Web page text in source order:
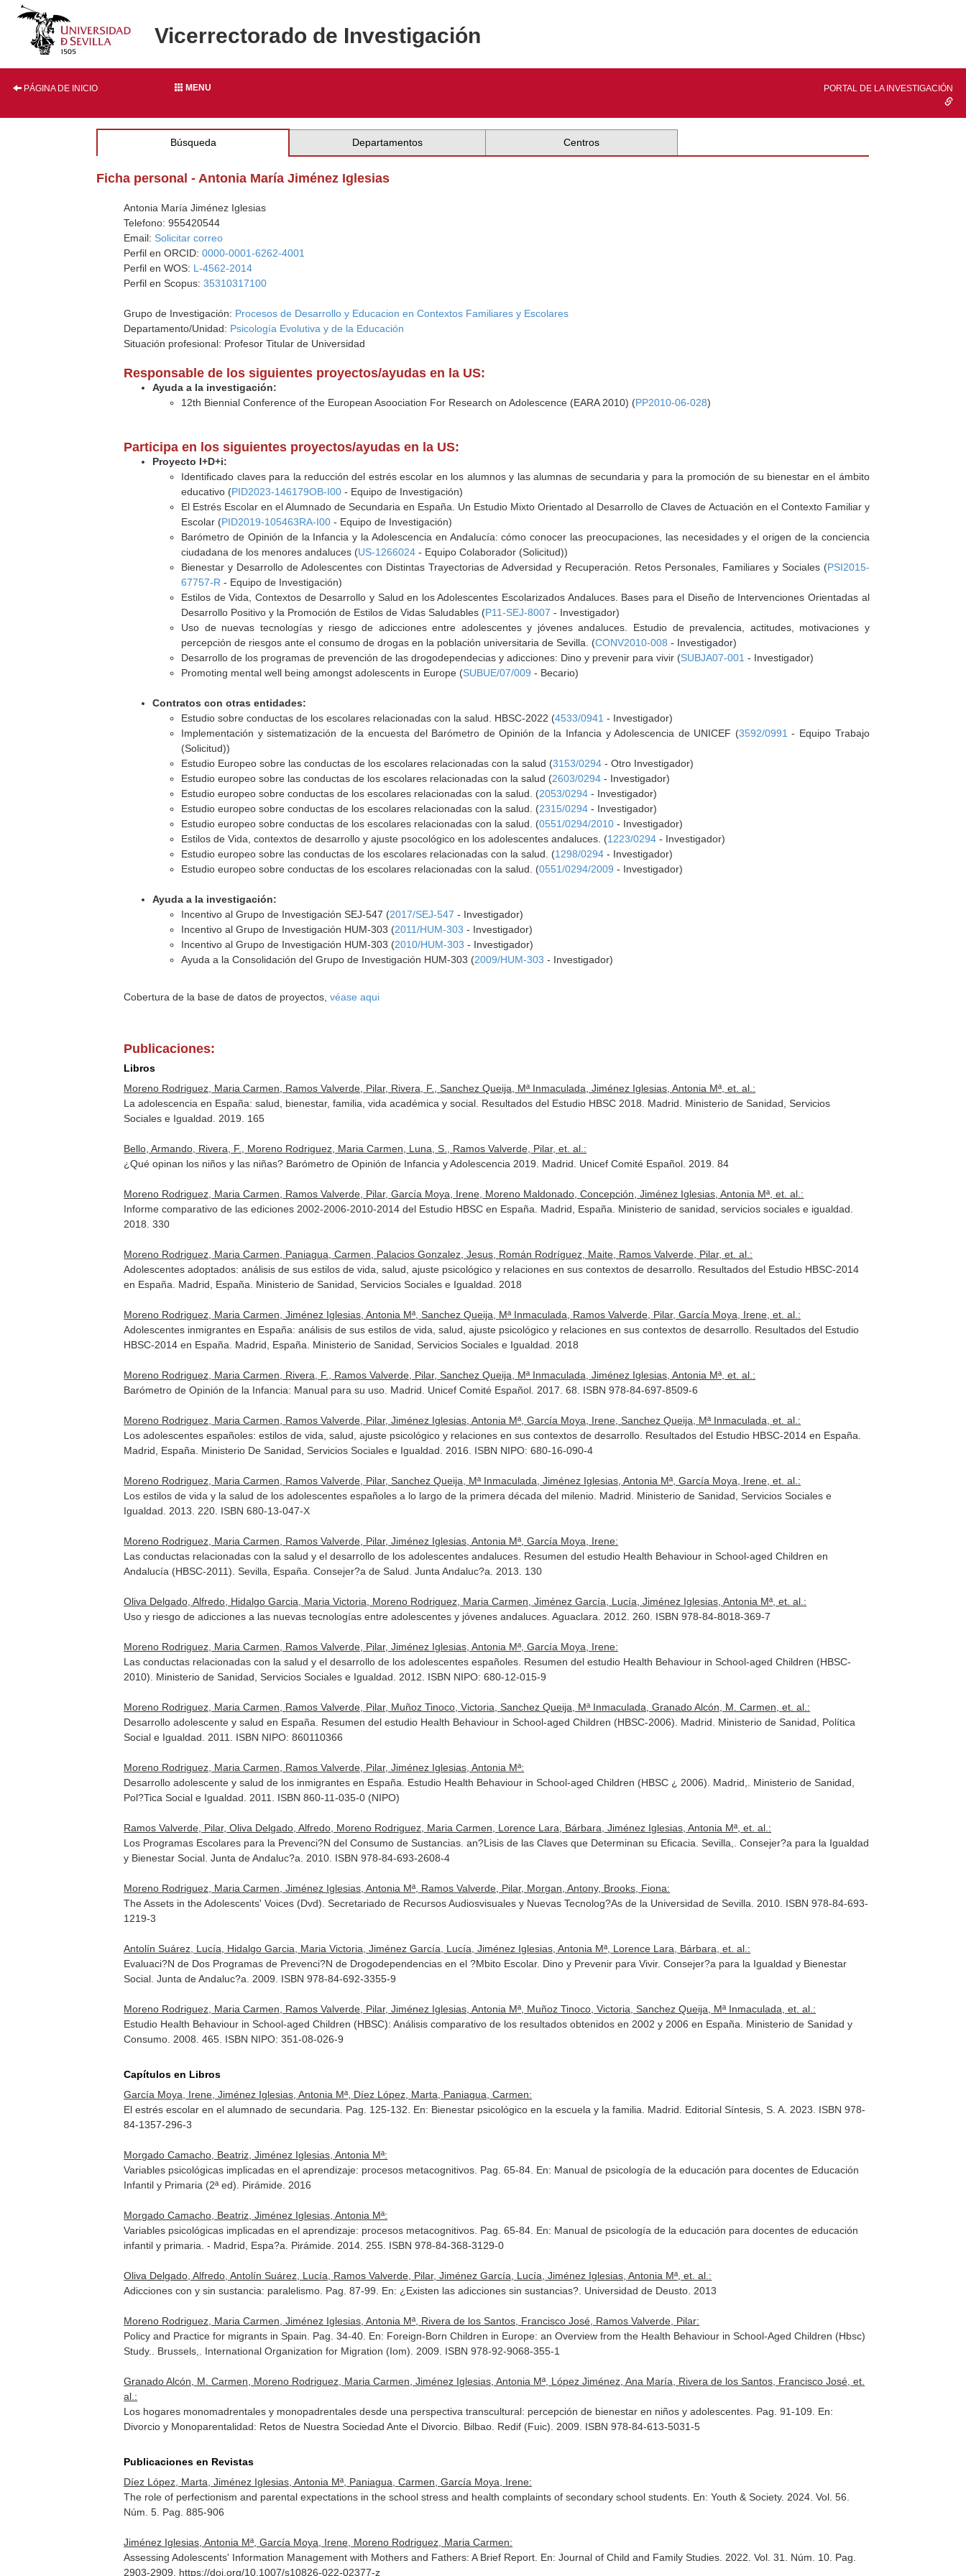
Vicerrectorado de Investigación
PÁGINA DE INICIO MENU PORTAL DE LA INVESTIGACIÓN
Búsqueda Departamentos Centros
Ficha personal - Antonia María Jiménez Iglesias
Antonia María Jiménez Iglesias
Telefono: 955420544
Email: Solicitar correo
Perfil en ORCID:0000-0001-6262-4001
Perfil en WOS: L-4562-2014
Perfil en Scopus:35310317100
Grupo de Investigación: Procesos de Desarrollo y Educacion en Contextos Familiares y Escolares
Departamento/Unidad: Psicología Evolutiva y de la Educación
Situación profesional: Profesor Titular de Universidad
Responsable de los siguientes proyectos/ayudas en la US:
Ayuda a la investigación:
12th Biennial Conference of the European Asoociation For Research on Adolescence (EARA 2010) (PP2010-06-028)
Participa en los siguientes proyectos/ayudas en la US:
Proyecto I+D+i:
Identificado claves para la reducción del estrés escolar en los alumnos y las alumnas de secundaria y para la promoción de su bienestar en el ámbito
educativo (PID2023-146179OB-I00 - Equipo de Investigación)
El Estrés Escolar en el Alumnado de Secundaria en España. Un Estudio Mixto Orientado al Desarrollo de Claves de Actuación en el Contexto Familiar y
Escolar (PID2019-105463RA-I00 - Equipo de Investigación)
Barómetro de Opinión de la Infancia y la Adolescencia en Andalucía: cómo conocer las preocupaciones, las necesidades y el origen de la conciencia
ciudadana de los menores andaluces (US-1266024 - Equipo Colaborador (Solicitud))
Bienestar y Desarrollo de Adolescentes con Distintas Trayectorias de Adversidad y Recuperación. Retos Personales, Familiares y Sociales (PSI2015-
67757-R - Equipo de Investigación)
Estilos de Vida, Contextos de Desarrollo y Salud en los Adolescentes Escolarizados Andaluces. Bases para el Diseño de Intervenciones Orientadas al
Desarrollo Positivo y la Promoción de Estilos de Vidas Saludables (P11-SEJ-8007 - Investigador)
Uso de nuevas tecnologías y riesgo de adicciones entre adolescentes y jóvenes andaluces. Estudio de prevalencia, actitudes, motivaciones y
percepción de riesgos ante el consumo de drogas en la población universitaria de Sevilla. (CONV2010-008 - Investigador)
Desarrollo de los programas de prevención de las drogodependecias y adicciones: Dino y prevenir para vivir (SUBJA07-001 - Investigador)
Promoting mental well being amongst adolescents in Europe (SUBUE/07/009 - Becario)
Contratos con otras entidades:
Estudio sobre conductas de los escolares relacionadas con la salud. HBSC-2022 (4533/0941 - Investigador)
Implementación y sistematización de la encuesta del Barómetro de Opinión de la Infancia y Adolescencia de UNICEF (3592/0991 - Equipo Trabajo
(Solicitud))
Estudio Europeo sobre las conductas de los escolares relacionadas con la salud (3153/0294 - Otro Investigador)
Estudio europeo sobre las conductas de los escolares relacionadas con la salud (2603/0294 - Investigador)
Estudio europeo sobre conductas de los escolares relacionadas con la salud. (2053/0294 - Investigador)
Estudio europeo sobre conductas de los escolares relacionadas con la salud. (2315/0294 - Investigador)
Estudio europeo sobre conductas de los escolares relacionadas con la salud. (0551/0294/2010 - Investigador)
Estilos de Vida, contextos de desarrollo y ajuste psocológico en los adolescentes andaluces. (1223/0294 - Investigador)
Estudio europeo sobre las conductas de los escolares relacionadas con la salud. (1298/0294 - Investigador)
Estudio europeo sobre conductas de los escolares relacionadas con la salud. (0551/0294/2009 - Investigador)
Ayuda a la investigación:
Incentivo al Grupo de Investigación SEJ-547 (2017/SEJ-547 - Investigador)
Incentivo al Grupo de Investigación HUM-303 (2011/HUM-303 - Investigador)
Incentivo al Grupo de Investigación HUM-303 (2010/HUM-303 - Investigador)
Ayuda a la Consolidación del Grupo de Investigación HUM-303 (2009/HUM-303 - Investigador)
Cobertura de la base de datos de proyectos,véase aqui
Publicaciones:
Libros
Moreno Rodriguez, Maria Carmen, Ramos Valverde, Pilar, Rivera, F., Sanchez Queija, Mª Inmaculada, Jiménez Iglesias, Antonia Mª, et. al.:
La adolescencia en España: salud, bienestar, familia, vida académica y social. Resultados del Estudio HBSC 2018. Madrid. Ministerio de Sanidad, Servicios
Sociales e Igualdad. 2019. 165
Bello, Armando, Rivera, F., Moreno Rodriguez, Maria Carmen, Luna, S., Ramos Valverde, Pilar, et. al.:
¿Qué opinan los niños y las niñas? Barómetro de Opinión de Infancia y Adolescencia 2019. Madrid. Unicef Comité Español. 2019. 84
Moreno Rodriguez, Maria Carmen, Ramos Valverde, Pilar, García Moya, Irene, Moreno Maldonado, Concepción, Jiménez Iglesias, Antonia Mª, et. al.:
Informe comparativo de las ediciones 2002-2006-2010-2014 del Estudio HBSC en España. Madrid, España. Ministerio de sanidad, servicios sociales e igualdad.
2018. 330
Moreno Rodriguez, Maria Carmen, Paniagua, Carmen, Palacios Gonzalez, Jesus, Román Rodríguez, Maite, Ramos Valverde, Pilar, et. al.:
Adolescentes adoptados: análisis de sus estilos de vida, salud, ajuste psicológico y relaciones en sus contextos de desarrollo. Resultados del Estudio HBSC-2014
en España. Madrid, España. Ministerio de Sanidad, Servicios Sociales e Igualdad. 2018
Moreno Rodriguez, Maria Carmen, Jiménez Iglesias, Antonia Mª, Sanchez Queija, Mª Inmaculada, Ramos Valverde, Pilar, García Moya, Irene, et. al.:
Adolescentes inmigrantes en España: análisis de sus estilos de vida, salud, ajuste psicológico y relaciones en sus contextos de desarrollo. Resultados del Estudio
HBSC-2014 en España. Madrid, España. Ministerio de Sanidad, Servicios Sociales e Igualdad. 2018
Moreno Rodriguez, Maria Carmen, Rivera, F., Ramos Valverde, Pilar, Sanchez Queija, Mª Inmaculada, Jiménez Iglesias, Antonia Mª, et. al.:
Barómetro de Opinión de la Infancia: Manual para su uso. Madrid. Unicef Comité Español. 2017. 68. ISBN 978-84-697-8509-6
Moreno Rodriguez, Maria Carmen, Ramos Valverde, Pilar, Jiménez Iglesias, Antonia Mª, García Moya, Irene, Sanchez Queija, Mª Inmaculada, et. al.:
Los adolescentes españoles: estilos de vida, salud, ajuste psicológico y relaciones en sus contextos de desarrollo. Resultados del Estudio HBSC-2014 en España.
Madrid, España. Ministerio De Sanidad, Servicios Sociales e Igualdad. 2016. ISBN NIPO: 680-16-090-4
Moreno Rodriguez, Maria Carmen, Ramos Valverde, Pilar, Sanchez Queija, Mª Inmaculada, Jiménez Iglesias, Antonia Mª, García Moya, Irene, et. al.:
Los estilos de vida y la salud de los adolescentes españoles a lo largo de la primera década del milenio. Madrid. Ministerio de Sanidad, Servicios Sociales e
Igualdad. 2013. 220. ISBN 680-13-047-X
Moreno Rodriguez, Maria Carmen, Ramos Valverde, Pilar, Jiménez Iglesias, Antonia Mª, García Moya, Irene:
Las conductas relacionadas con la salud y el desarrollo de los adolescentes andaluces. Resumen del estudio Health Behaviour in School-aged Children en
Andalucía (HBSC-2011). Sevilla, España. Consejer?a de Salud. Junta Andaluc?a. 2013. 130
Oliva Delgado, Alfredo, Hidalgo Garcia, Maria Victoria, Moreno Rodriguez, Maria Carmen, Jiménez García, Lucía, Jiménez Iglesias, Antonia Mª, et. al.:
Uso y riesgo de adicciones a las nuevas tecnologías entre adolescentes y jóvenes andaluces. Aguaclara. 2012. 260. ISBN 978-84-8018-369-7
Moreno Rodriguez, Maria Carmen, Ramos Valverde, Pilar, Jiménez Iglesias, Antonia Mª, García Moya, Irene:
Las conductas relacionadas con la salud y el desarrollo de los adolescentes españoles. Resumen del estudio Health Behaviour in School-aged Children (HBSC-
2010). Ministerio de Sanidad, Servicios Sociales e Igualdad. 2012. ISBN NIPO: 680-12-015-9
Moreno Rodriguez, Maria Carmen, Ramos Valverde, Pilar, Muñoz Tinoco, Victoria, Sanchez Queija, Mª Inmaculada, Granado Alcón, M. Carmen, et. al.:
Desarrollo adolescente y salud en España. Resumen del estudio Health Behaviour in School-aged Children (HBSC-2006). Madrid. Ministerio de Sanidad, Política
Social e Igualdad. 2011. ISBN NIPO: 860110366
Moreno Rodriguez, Maria Carmen, Ramos Valverde, Pilar, Jiménez Iglesias, Antonia Mª:
Desarrollo adolescente y salud de los inmigrantes en España. Estudio Health Behaviour in School-aged Children (HBSC ¿ 2006). Madrid,. Ministerio de Sanidad,
Pol?Tica Social e Igualdad. 2011. ISBN 860-11-035-0 (NIPO)
Ramos Valverde, Pilar, Oliva Delgado, Alfredo, Moreno Rodriguez, Maria Carmen, Lorence Lara, Bárbara, Jiménez Iglesias, Antonia Mª, et. al.:
Los Programas Escolares para la Prevenci?N del Consumo de Sustancias. an?Lisis de las Claves que Determinan su Eficacia. Sevilla,. Consejer?a para la Igualdad
y Bienestar Social. Junta de Andaluc?a. 2010. ISBN 978-84-693-2608-4
Moreno Rodriguez, Maria Carmen, Jiménez Iglesias, Antonia Mª, Ramos Valverde, Pilar, Morgan, Antony, Brooks, Fiona:
The Assets in the Adolescents' Voices (Dvd). Secretariado de Recursos Audiosvisuales y Nuevas Tecnolog?As de la Universidad de Sevilla. 2010. ISBN 978-84-693-
1219-3
Antolín Suárez, Lucía, Hidalgo Garcia, Maria Victoria, Jiménez García, Lucía, Jiménez Iglesias, Antonia Mª, Lorence Lara, Bárbara, et. al.:
Evaluaci?N de Dos Programas de Prevenci?N de Drogodependencias en el ?Mbito Escolar. Dino y Prevenir para Vivir. Consejer?a para la Igualdad y Bienestar
Social. Junta de Andaluc?a. 2009. ISBN 978-84-692-3355-9
Moreno Rodriguez, Maria Carmen, Ramos Valverde, Pilar, Jiménez Iglesias, Antonia Mª, Muñoz Tinoco, Victoria, Sanchez Queija, Mª Inmaculada, et. al.:
Estudio Health Behaviour in School-aged Children (HBSC): Análisis comparativo de los resultados obtenidos en 2002 y 2006 en España. Ministerio de Sanidad y
Consumo. 2008. 465. ISBN NIPO: 351-08-026-9
Capítulos en Libros
García Moya, Irene, Jiménez Iglesias, Antonia Mª, Díez López, Marta, Paniagua, Carmen:
El estrés escolar en el alumnado de secundaria. Pag. 125-132. En: Bienestar psicológico en la escuela y la familia . Madrid. Editorial Síntesis, S. A. 2023. ISBN 978-
84-1357-296-3
Morgado Camacho, Beatriz, Jiménez Iglesias, Antonia Mª:
Variables psicológicas implicadas en el aprendizaje: procesos metacognitivos. Pag. 65-84. En: Manual de psicología de la educación para docentes de Educación
Infantil y Primaria (2ª ed) . Pirámide. 2016
Morgado Camacho, Beatriz, Jiménez Iglesias, Antonia Mª:
Variables psicológicas implicadas en el aprendizaje: procesos metacognitivos. Pag. 65-84. En: Manual de psicología de la educación para docentes de educación
infantil y primaria . - Madrid, Espa?a. Pirámide. 2014. 255. ISBN 978-84-368-3129-0
Oliva Delgado, Alfredo, Antolín Suárez, Lucía, Ramos Valverde, Pilar, Jiménez García, Lucía, Jiménez Iglesias, Antonia Mª, et. al.:
Adicciones con y sin sustancia: paralelismo. Pag. 87-99. En: ¿Existen las adicciones sin sustancias? . Universidad de Deusto. 2013
Moreno Rodriguez, Maria Carmen, Jiménez Iglesias, Antonia Mª, Rivera de los Santos, Francisco José, Ramos Valverde, Pilar:
Policy and Practice for migrants in Spain. Pag. 34-40. En: Foreign-Born Children in Europe: an Overview from the Health Behaviour in School-Aged Children (Hbsc)
Study.
. Brussels,. International Organization for Migration (Iom). 2009. ISBN 978-92-9068-355-1
Granado Alcón, M. Carmen, Moreno Rodriguez, Maria Carmen, Jiménez Iglesias, Antonia Mª, López Jiménez, Ana María, Rivera de los Santos, Francisco José, et.
al.:
Los hogares monomadrentales y monopadrentales desde una perspectiva transcultural: percepción de bienestar en niños y adolescentes. Pag. 91-109. En:
Divorcio y Monoparentalidad: Retos de Nuestra Sociedad Ante el Divorcio . Bilbao. Redif (Fuic). 2009. ISBN 978-84-613-5031-5
Publicaciones en Revistas
Díez López, Marta, Jiménez Iglesias, Antonia Mª, Paniagua, Carmen, García Moya, Irene:
The role of perfectionism and parental expectations in the school stress and health complaints of secondary school students. En: Youth & Society. 2024. Vol. 56.
Núm. 5. Pag. 885-906
Jiménez Iglesias, Antonia Mª, García Moya, Irene, Moreno Rodriguez, Maria Carmen:
Assessing Adolescents' Information Management with Mothers and Fathers: A Brief Report. En: Journal of Child and Family Studies . 2022. Vol. 31. Núm. 10. Pag.
2903-2909. https://doi.org/10.1007/s10826-022-02377-z